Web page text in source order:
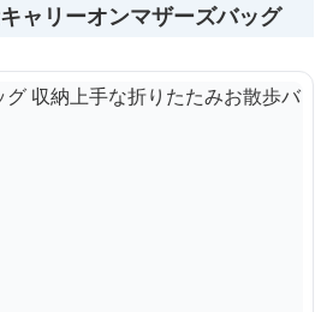
ャリーオンマザーズバッグ